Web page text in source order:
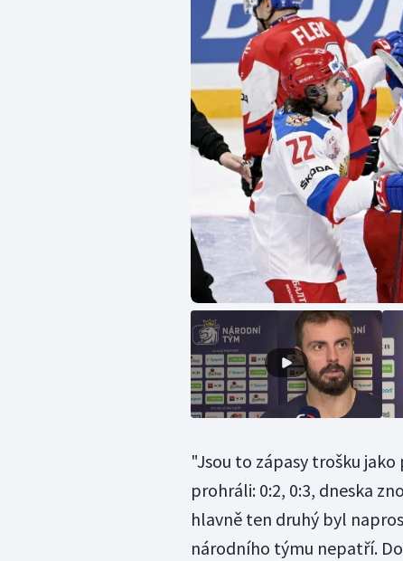
"Jsou to zápasy trošku
prohráli: 0:2, 0:3, dneska
hlavně ten druhý byl
národního týmu nepatří.